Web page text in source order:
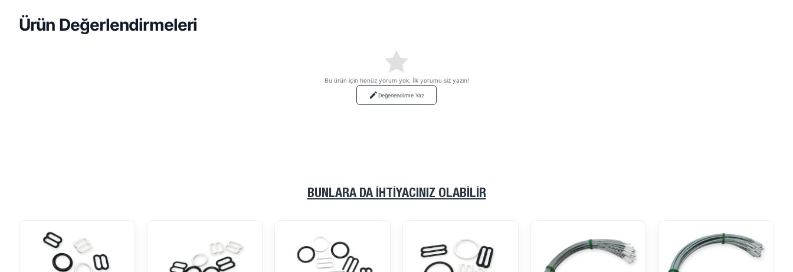
Ürün Değerlendirmeleri
Bu ürün için henüz yorum yok. İlk yorumu siz yazın!
Değerlendirme Yaz
BUNLARA DA İHTIYACINIZ OLABILIR